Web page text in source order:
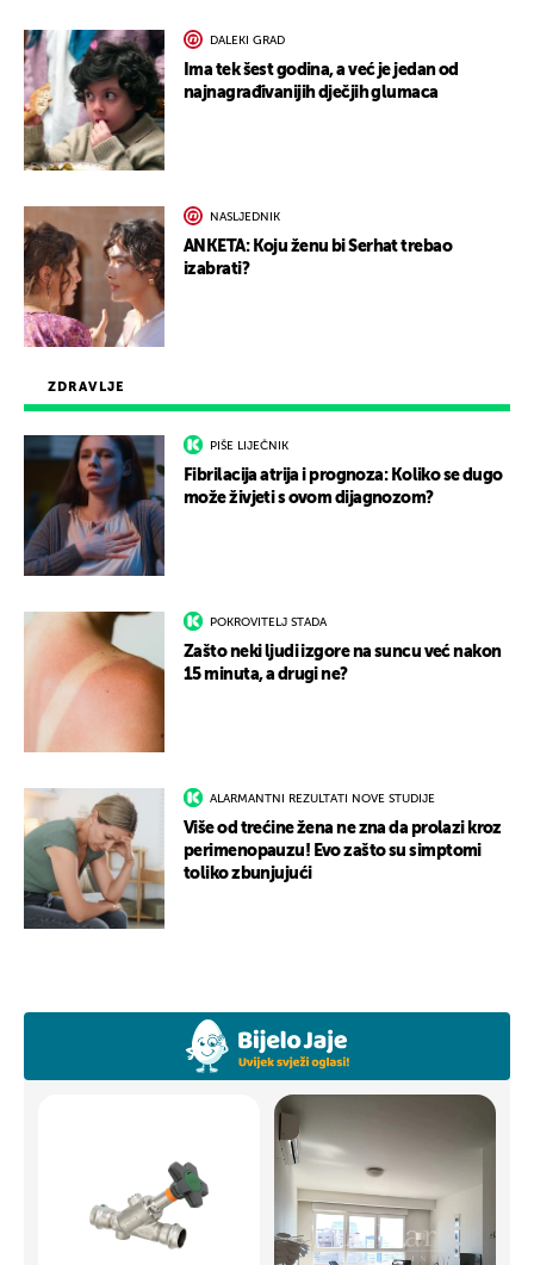
ZDRAVLJE
PIŠE LIJEČNIK
Fibrilacija atrija i prognoza: Koliko se dugo
može živjeti s ovom dijagnozom?
POKROVITELJ STADA
Zašto neki ljudi izgore na suncu već nakon
15 minuta, a drugi ne?
ALARMANTNI REZULTATI NOVE STUDIJE
Više od trećine žena ne zna da prolazi kroz
perimenopauzu! Evo zašto su simptomi
toliko zbunjujući
DALEKI GRAD
Ima tek šest godina, a već je jedan od
najnagrađivanijih dječjih glumaca
NASLJEDNIK
ANKETA: Koju ženu bi Serhat trebao
izabrati?